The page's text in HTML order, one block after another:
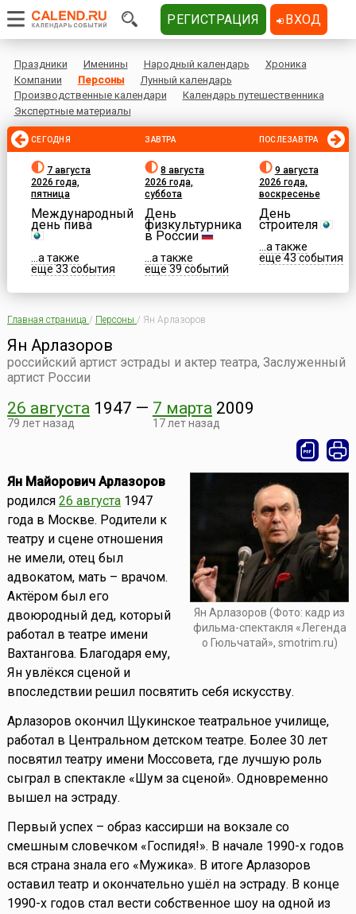
Праздники Именины Народный календарь
Хроника
Компании
Персоны
Лунный календарь
Производственные календари
Календарь путешественника
Экспертные материалы
СЕГОДНЯ
7 августа
2026 года,
пятница
Международный
день пива
...а также
еще 33 события
ЗАВТРА
8 августа
2026 года,
суббота
День
физкультурника
в России
...а также
еще 39 событий
ПОСЛЕЗАВТРА
9 августа
2026 года,
воскресенье
День
строителя
...а также
еще 43 события
Главная страница / Персоны / Ян Арлазоров
Ян Арлазоров
российский артист эстрады и актер театра, Заслуженный
артист России
26 августа1947
79 лет назад
— 7 марта2009
17 лет назад
Ян Арлазоров (Фото: кадр из
фильма-спектакля «Легенда
о Гюльчатай», smotrim.ru)
Ян Майорович Арлазоров
родился 26 августа1947
года в Москве. Родители к
театру и сцене отношения
не имели, отец был
адвокатом, мать – врачом.
Актёром был его
двоюродный дед, который
работал в театре имени
Вахтангова. Благодаря ему,
Ян увлёкся сценой и
впоследствии решил посвятить себя искусству.
Арлазоров окончил Щукинское театральное училище,
работал в Центральном детском театре. Более 30 лет
посвятил театру имени Моссовета, где лучшую роль
сыграл в спектакле «Шум за сценой». Одновременно
вышел на эстраду.
Первый успех – образ кассирши на вокзале со
смешным словечком «Госпидя!». В начале 1990-х годов
вся страна знала его «Мужика». В итоге Арлазоров
оставил театр и окончательно ушёл на эстраду. В конце
1990-х годов стал вести собственное шоу на одной из
РЕГИСТРАЦИЯ ВХОД